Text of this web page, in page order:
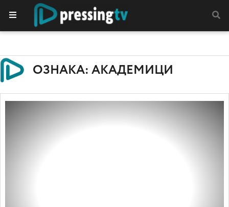
ОЗНАКА: АКАДЕМИЦИ